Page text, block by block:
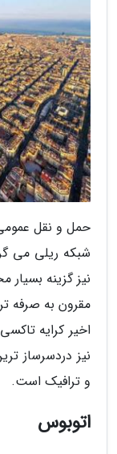
حمل و نقل عمومی
شبکه ریلی می
نیز گزینه
مقرون به صرفه
اخیر کرایه
نیز دردسرساز
و ترافیک است.
اتوبوس